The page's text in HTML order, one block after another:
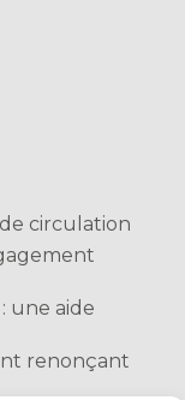
circulation
une aide
renonçant